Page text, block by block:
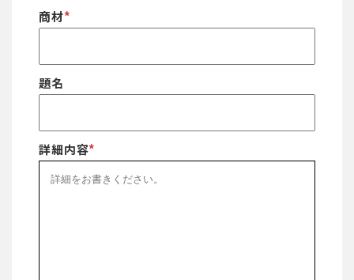
商材*
題名
詳細内容*